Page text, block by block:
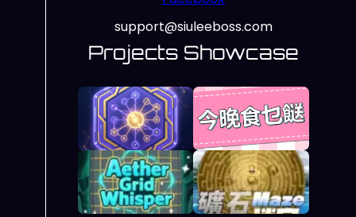
support@siuleeboss.com
Projects Showcase